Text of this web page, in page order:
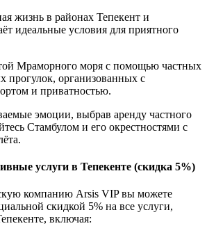
жизнь в районах Тепекент и
идеальные условия для приятного
Мраморного моря с помощью частных
прогулок, организованных с
и приватностью.
эмоции, выбрав аренду частного
Стамбулом и его окрестностями с
услуги в Тепекенте (скидка 5%)
компанию Arsis VIP вы можете
скидкой 5% на все услуги,
включая: